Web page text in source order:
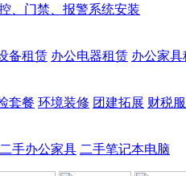
、门禁、报警系统安装
备租赁 办公电器租赁 办公家具
套餐 环境装修 团建拓展 财税
二手办公家具 二手笔记本电脑